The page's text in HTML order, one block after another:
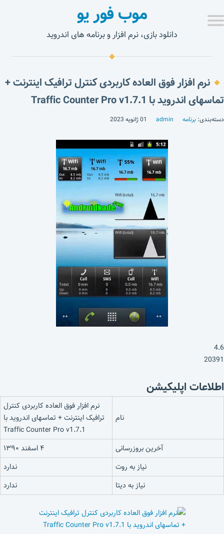
موب فور یو
دانلود بازی، نرم افزار و برنامه های اندروید
نرم افزار فوق العاده کاربردی کنترل ترافیک اینترنت +
تماسهای اندروید با Traffic Counter Pro v1.7.1
دسته‌بندی: برنامه admin 01 ژانویه 2023
4.6
20391
اطلاعات اپلیکیشن
نام
نرم افزار فوق العاده کاربردی کنترل
ترافیک اینترنت + تماسهای اندروید با
Traffic Counter Pro v1.7.1
آخرین بروزرسانی
۴ اسفند ۱۳۹۰
نیاز به روت
ندارد
نیاز به دیتا
ندارد